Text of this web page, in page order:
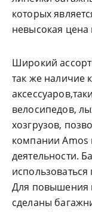
которых
невысокая цена
Широкий
так же наличие
велосипедов,
хозгрузов,
компании Amos
деятельности.
Для повышения
сделаны